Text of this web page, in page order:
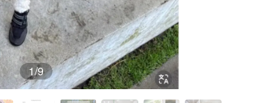
1/9